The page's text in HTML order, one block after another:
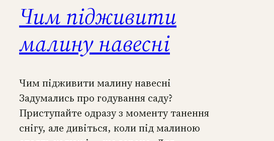
Чим підживити
малину навесні
Чим підживити малину навесні
Задумались про годування саду?
Приступайте одразу з моменту танення
снігу, але дивіться, коли під малиною